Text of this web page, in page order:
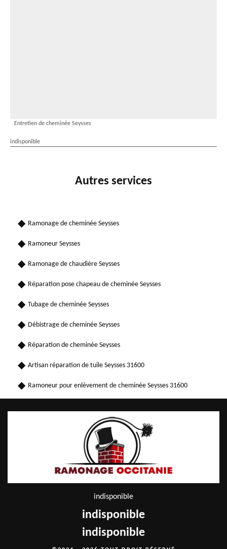
Entretien de cheminée Seysses
indisponible
Autres services
Ramonage de cheminée Seysses
Ramoneur Seysses
Ramonage de chaudière Seysses
Réparation pose chapeau de cheminée Seysses
Tubage de cheminée Seysses
Débistrage de cheminée Seysses
Réparation de cheminée Seysses
Artisan réparation de tuile Seysses 31600
Ramoneur pour enlèvement de cheminée Seysses 31600
indisponible
indisponible
indisponible